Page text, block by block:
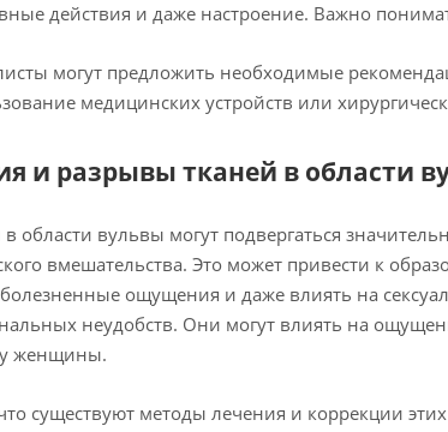
действия и даже настроение. Важно
могут предложить необходимые
медицинских устройств или
и разрывы тканей в области
области вульвы могут подвергаться
вмешательства. Это может привести к
ощущения и даже влиять на
неудобств. Они могут влиять на
женщины.
существуют методы лечения и коррекции